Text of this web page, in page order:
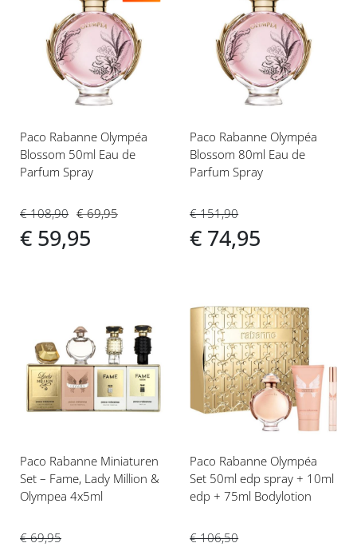
toe
aan
verlanglijst
Paco Rabanne Olympéa
Blossom 50ml Eau de
Parfum Spray
€ 108,90
€ 59,95
€ 69,95
toe
aan
verlanglijst
Paco Rabanne Olympéa
Blossom 80ml Eau de
Parfum Spray
€ 151,90
€ 74,95
toe
aan
verlanglijst
Paco Rabanne Miniaturen
Set – Fame, Lady Million &
Olympea 4x5ml
€ 69,95
Voeg
toe
aan
verlanglijst
Paco Rabanne Olympéa
Set 50ml edp spray + 10ml
edp + 75ml Bodylotion
€ 106,50